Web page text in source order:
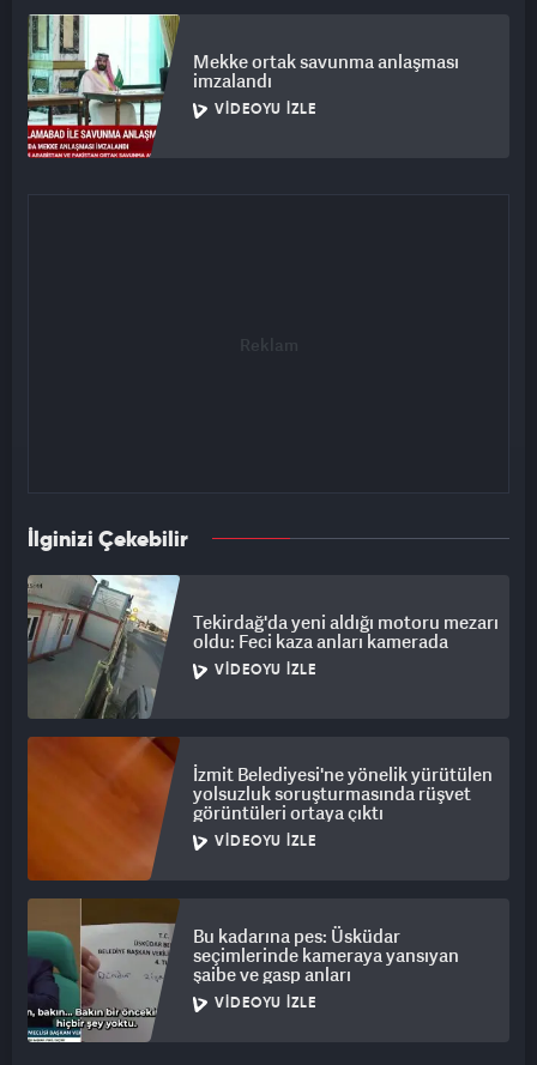
Mekke ortak savunma anlaşması
imzalandı
VIDEOYU İZLE
İlginizi Çekebilir
Tekirdağ'da yeni aldığı motoru mezarı
oldu: Feci kaza anları kamerada
VIDEOYU İZLE
İzmit Belediyesi'ne yönelik yürütülen
yolsuzluk soruşturmasında rüşvet
görüntüleri ortaya çıktı
VIDEOYU İZLE
Bu kadarına pes: Üsküdar
seçimlerinde kameraya yansıyan
şaibe ve gasp anları
VIDEOYU İZLE